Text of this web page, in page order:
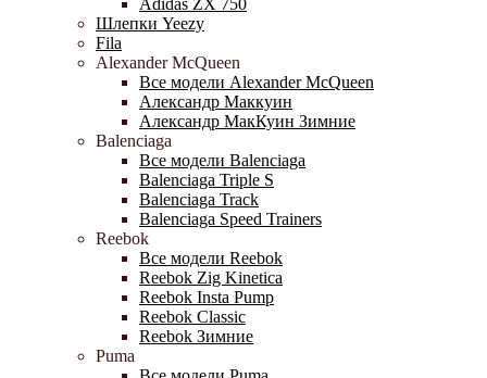
Adidas ZX 750
Шлепки Yeezy
Fila
Alexander McQueen
Все модели Alexander McQueen
Александр Маккуин
Александр МакКуин Зимние
Balenciaga
Все модели Balenciaga
Balenciaga Triple S
Balenciaga Track
Balenciaga Speed Trainers
Reebok
Все модели Reebok
Reebok Zig Kinetica
Reebok Insta Pump
Reebok Classic
Reebok Зимние
Puma